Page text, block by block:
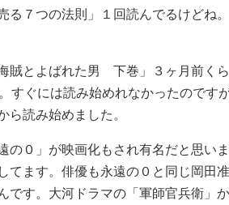
７つの法則」１回読んでるけどね。
賊とよばれた男 下巻」３ヶ月前く
すぐには読み始めれなかったのです
ら読み始めました。
の０」が映画化もされ有名だと思い
てます。俳優も永遠の０と同じ岡田
です。大河ドラマの「軍師官兵衛」